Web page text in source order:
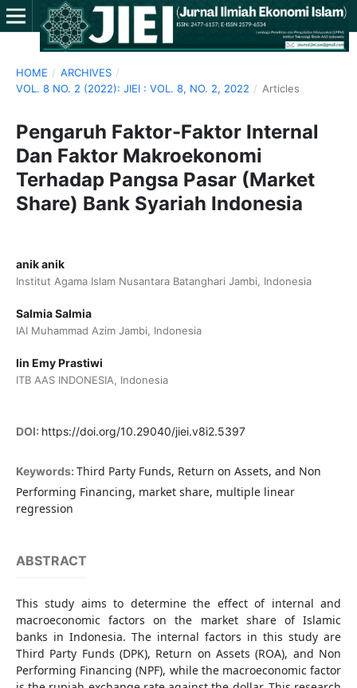
HOME / ARCHIVES /
VOL. 8 NO. 2 (2022): JIEI : VOL. 8, NO. 2, 2022 / Articles
Pengaruh Faktor-Faktor Internal
Dan Faktor Makroekonomi
Terhadap Pangsa Pasar (Market
Share) Bank Syariah Indonesia
anik anik
Institut Agama Islam Nusantara Batanghari Jambi, Indonesia
Salmia Salmia
IAI Muhammad Azim Jambi, Indonesia
Iin Emy Prastiwi
ITB AAS INDONESIA, Indonesia
DOI: https://doi.org/10.29040/jiei.v8i2.5397
Keywords: Third Party Funds, Return on Assets, and Non
Performing Financing, market share, multiple linear
regression
ABSTRACT
This study aims to determine the effect of internal and
macroeconomic factors on the market share of Islamic
banks in Indonesia. The internal factors in this study are
Third Party Funds (DPK), Return on Assets (ROA), and Non
Performing Financing (NPF), while the macroeconomic factor